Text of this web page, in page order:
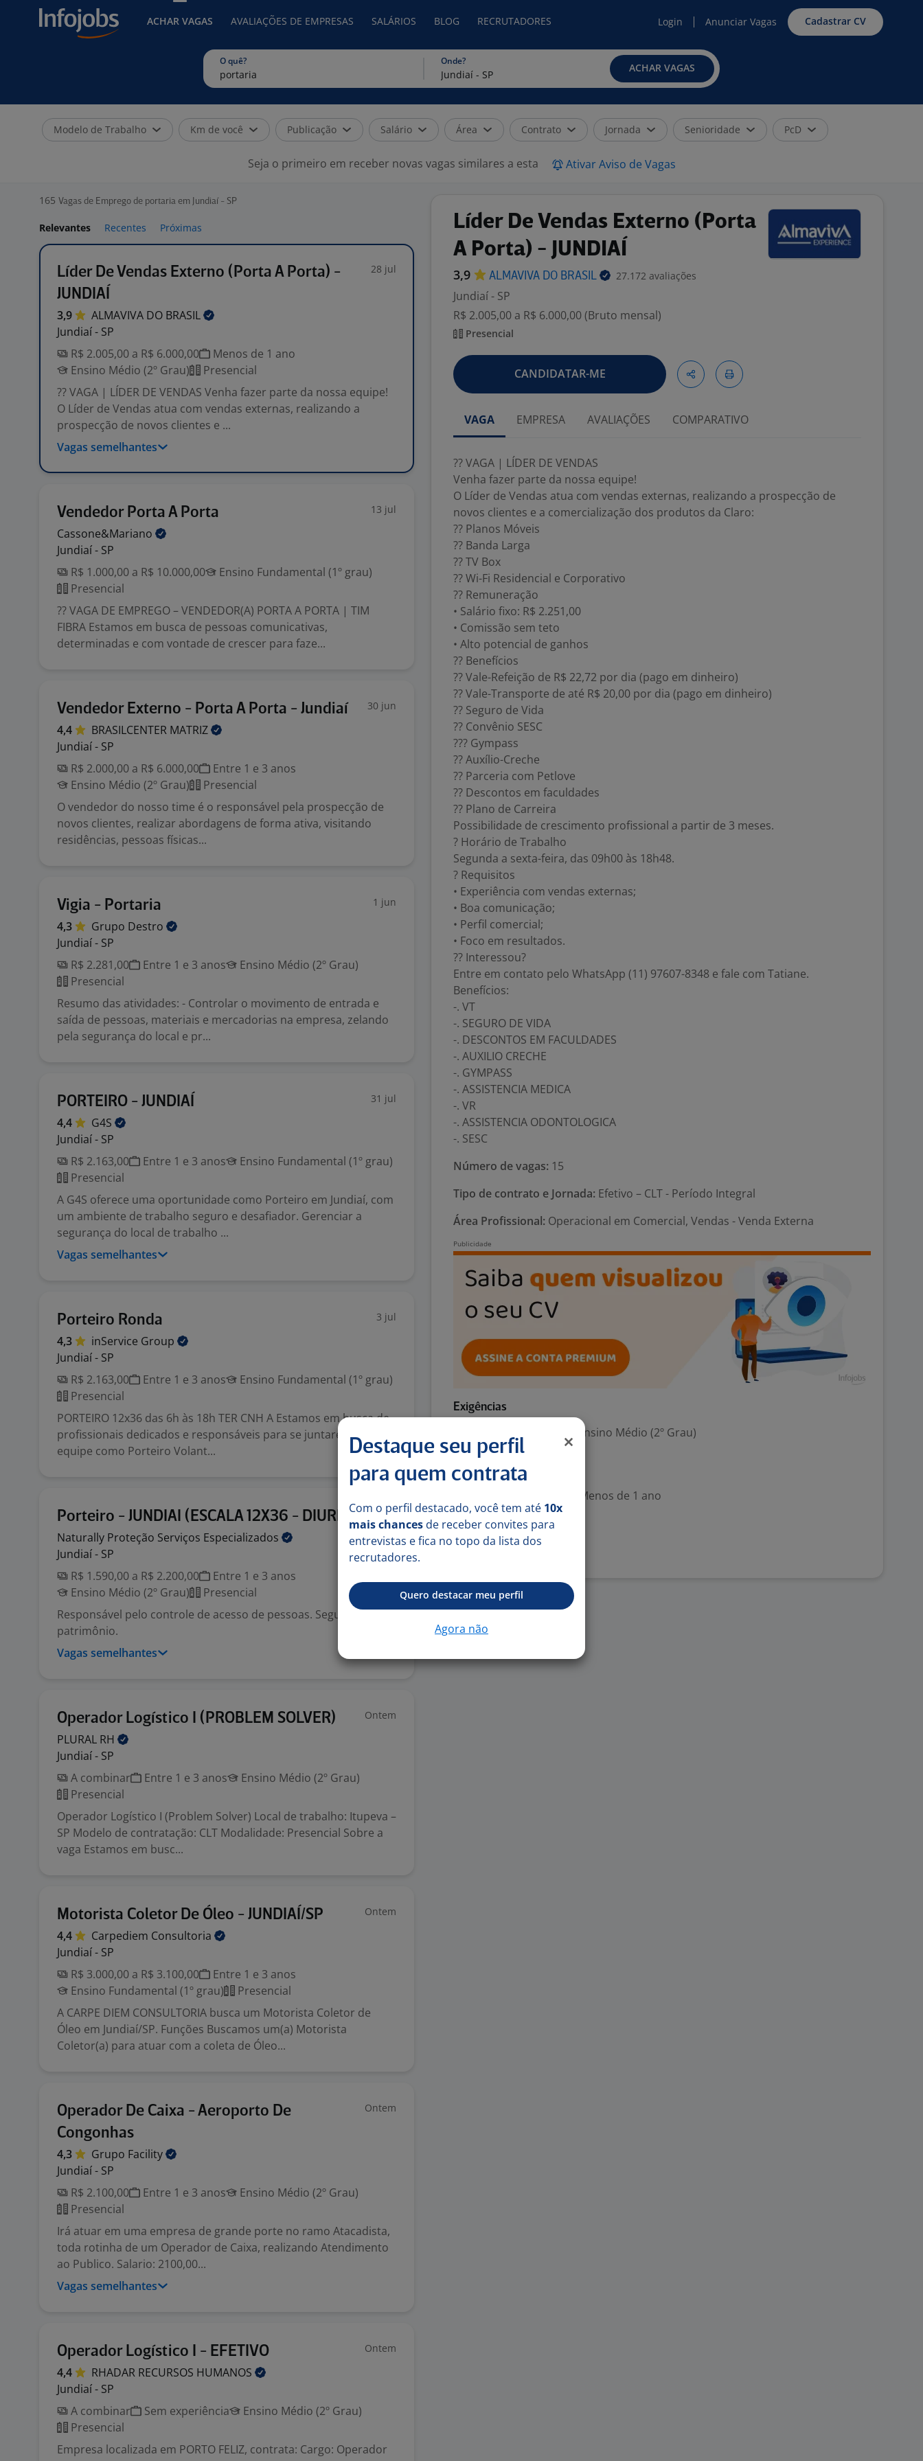
ACHAR VAGAS AVALIAÇÕES DE EMPRESAS SALÁRIOS BLOG RECRUTADORES Login Anunciar Vagas Cadastrar CV
O quê? Onde?
ACHAR VAGAS
Modelo de Trabalho Km de você Publicação Salário Área Contrato Jornada Senioridade PcD
Seja o primeiro em receber novas vagas similares a esta Ativar Aviso de Vagas
165 Vagas de Emprego de portaria em Jundiaí - SP
Relevantes Recentes Próximas
Líder De Vendas Externo (Porta A Porta) -
JUNDIAÍ
28 jul
3,9 ALMAVIVA DO BRASIL
Jundiaí - SP
R$ 2.005,00 a R$ 6.000,00
Menos de 1 ano
Ensino Médio (2º Grau)
Presencial
?? VAGA | LÍDER DE VENDAS Venha fazer parte da nossa equipe!
O Líder de Vendas atua com vendas externas, realizando a
prospecção de novos clientes e ...
Vagas semelhantes
Vendedor Porta A Porta 13 jul
Cassone&Mariano
Jundiaí - SP
R$ 1.000,00 a R$ 10.000,00
Ensino Fundamental (1º grau)
Presencial
?? VAGA DE EMPREGO – VENDEDOR(A) PORTA A PORTA | TIM
FIBRA Estamos em busca de pessoas comunicativas,
determinadas e com vontade de crescer para faze...
Vendedor Externo - Porta A Porta - Jundiaí 30 jun
4,4 BRASILCENTER MATRIZ
Jundiaí - SP
R$ 2.000,00 a R$ 6.000,00
Entre 1 e 3 anos
Ensino Médio (2º Grau)
Presencial
O vendedor do nosso time é o responsável pela prospecção de
novos clientes, realizar abordagens de forma ativa, visitando
residências, pessoas físicas...
Vigia - Portaria 1 jun
4,3 Grupo Destro
Jundiaí - SP
R$ 2.281,00
Entre 1 e 3 anos
Ensino Médio (2º Grau)
Presencial
Resumo das atividades: - Controlar o movimento de entrada e
saída de pessoas, materiais e mercadorias na empresa, zelando
pela segurança do local e pr...
PORTEIRO - JUNDIAÍ 31 jul
4,4
G4S
Jundiaí - SP
R$ 2.163,00
Entre 1 e 3 anos
Ensino Fundamental (1º grau)
Presencial
A G4S oferece uma oportunidade como Porteiro em Jundiaí, com
um ambiente de trabalho seguro e desafiador. Gerenciar a
segurança do local de trabalho ...
Vagas semelhantes
Porteiro Ronda 3 jul
4,3 inService Group
Jundiaí - SP
R$ 2.163,00
Entre 1 e 3 anos
Ensino Fundamental (1º grau)
Presencial
PORTEIRO 12x36 das 6h às 18h TER CNH A Estamos em busca de
profissionais dedicados e responsáveis para se juntarem à nossa
equipe como Porteiro Volant...
Porteiro - JUNDIAI (ESCALA 12X36 - DIURNO) 27 mai
Naturally Proteção Serviços Especializados
Jundiaí - SP
R$ 1.590,00 a R$ 2.200,00
Entre 1 e 3 anos
Ensino Médio (2º Grau)
Presencial
Responsável pelo controle de acesso de pessoas. Segurança do
patrimônio.
Vagas semelhantes
Operador Logístico I (PROBLEM SOLVER) Ontem
PLURAL RH
Jundiaí - SP
A combinar
Entre 1 e 3 anos
Ensino Médio (2º Grau)
Presencial
Operador Logístico I (Problem Solver) Local de trabalho: Itupeva –
SP Modelo de contratação: CLT Modalidade: Presencial Sobre a
vaga Estamos em busc...
Motorista Coletor De Óleo - JUNDIAÍ/SP Ontem
4,4 Carpediem Consultoria
Jundiaí - SP
R$ 3.000,00 a R$ 3.100,00
Entre 1 e 3 anos
Ensino Fundamental (1º grau)
Presencial
A CARPE DIEM CONSULTORIA busca um Motorista Coletor de
Óleo em Jundiaí/SP. Funções Buscamos um(a) Motorista
Coletor(a) para atuar com a coleta de Óleo...
Operador De Caixa - Aeroporto De
Congonhas
Ontem
4,3 Grupo Facility
Jundiaí - SP
R$ 2.100,00
Entre 1 e 3 anos
Ensino Médio (2º Grau)
Presencial
Irá atuar em uma empresa de grande porte no ramo Atacadista,
toda rotinha de um Operador de Caixa, realizando Atendimento
ao Publico. Salario: 2100,00...
Vagas semelhantes
Operador Logístico I - EFETIVO Ontem
4,4 RHADAR RECURSOS HUMANOS
Jundiaí - SP
A combinar
Sem experiência
Ensino Médio (2º Grau)
Presencial
Empresa localizada em PORTO FELIZ, contrata: Cargo: Operador
Líder De Vendas Externo (Porta
A Porta) - JUNDIAÍ
3,9 ALMAVIVA DO BRASIL 27.172 avaliações
Jundiaí - SP
R$ 2.005,00 a R$ 6.000,00 (Bruto mensal)
Presencial
CANDIDATAR-ME
VAGA EMPRESA AVALIAÇÕES COMPARATIVO
?? VAGA | LÍDER DE VENDAS
Venha fazer parte da nossa equipe!
O Líder de Vendas atua com vendas externas, realizando a prospecção de
novos clientes e a comercialização dos produtos da Claro:
?? Planos Móveis
?? Banda Larga
?? TV Box
?? Wi-Fi Residencial e Corporativo
?? Remuneração
• Salário fixo: R$ 2.251,00
• Comissão sem teto
• Alto potencial de ganhos
?? Benefícios
?? Vale-Refeição de R$ 22,72 por dia (pago em dinheiro)
?? Vale-Transporte de até R$ 20,00 por dia (pago em dinheiro)
?? Seguro de Vida
?? Convênio SESC
??? Gympass
?? Auxílio-Creche
?? Parceria com Petlove
?? Descontos em faculdades
?? Plano de Carreira
Possibilidade de crescimento profissional a partir de 3 meses.
? Horário de Trabalho
Segunda a sexta-feira, das 09h00 às 18h48.
? Requisitos
• Experiência com vendas externas;
• Boa comunicação;
• Perfil comercial;
• Foco em resultados.
?? Interessou?
Entre em contato pelo WhatsApp (11) 97607-8348 e fale com Tatiane.
Benefícios:
-. VT
-. SEGURO DE VIDA
-. DESCONTOS EM FACULDADES
-. AUXILIO CRECHE
-. GYMPASS
-. ASSISTENCIA MEDICA
-. VR
-. ASSISTENCIA ODONTOLOGICA
-. SESC
Número de vagas: 15
Tipo de contrato e Jornada: Efetivo – CLT - Período Integral
Área Profissional: Operacional em Comercial, Vendas - Venda Externa
Exigências
Escolaridade Mínima: Ensino Médio (2º Grau)
Valorizado
Experiência desejada: Menos de 1 ano
Denunciar vaga
Destaque seu perfil
para quem contrata
Com o perfil destacado, você tem até 10x
mais chances de receber convites para
entrevistas e fica no topo da lista dos
recrutadores.
Quero destacar meu perfil
Agora não